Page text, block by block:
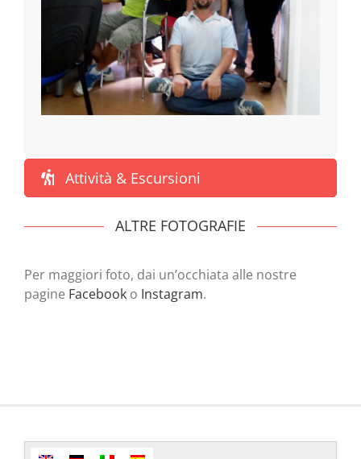
Attività & Escursioni
ALTRE FOTOGRAFIE
Per maggiori foto, dai un’occhiata alle nostre
pagine Facebook o Instagram.